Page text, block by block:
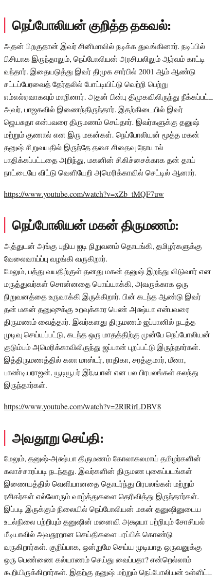
நெப்போலியன் குறித்த தகவல்:
அதன் பிறகுதான் இவர் சினிமாவில் நடிக்க துவங்கினார். நடிப்பில்
பிசியாக இருந்தாலும், நெப்போலியன் அரசியலிலும் ஆர்வம் காட்டி
வந்தார். இதையடுத்து இவர் திமுக சார்பில் 2001 ஆம் ஆண்டு
சட்டப்பேரவைத் தேர்தலில் போட்டியிட்டு வெற்றி பெற்று
எம்எல்ஏவாகவும் மாறினார். அதன் பின்பு திமுகவிலிருந்து நீக்கப்பட்ட
அவர், பாஜகவில் இணைந்திருந்தார். இதற்கிடையில் இவர்
ஜெயசுதா என்பவரை திருமணம் செய்தார். இவர்களுக்கு தனுஷ்
மற்றும் குணால் என இரு மகன்கள். நெப்போலியன் மூத்த மகன்
தனுஷ் சிறுவயதில் இருந்தே தசை சிதைவு நோயால்
பாதிக்கப்பட்டதை அறிந்து, மகனின் சிகிச்சைக்காக தன் தாய்
நாட்டையே விட்டு வெளியேறி அமெரிக்காவில் செட்டில் ஆனார்.
https://www.youtube.com/watch?v=xZb_tMQF7uw
நெப்போலியன் மகன் திருமணம்:
அத்துடன் அங்கு புதிய ஐடி நிறுவனம் தொடங்கி, தமிழர்களுக்கு
வேலைவாய்ப்பு வழங்கி வருகிறார்.
மேலும், பத்து வயதிற்குள் தனது மகன் தனுஷ் இறந்து விடுவார் என
மருத்துவர்கள் சொன்னதை பொய்யாக்கி, அவருக்காக ஒரு
நிறுவனத்தை உருவாக்கி இருக்கிறார். பின் கடந்த ஆண்டு இவர்
தன் மகன் தனுஷுக்கு உறவுக்கார பெண் அக்ஷ்யா என்பவரை
திருமணம் வைத்தார். இவர்களது திருமணம் ஜப்பானில் நடத்த
முடிவு செய்யப்பட்டு, கடந்த ஒரு மாதத்திற்கு முன்பே நெப்போலியன்
குடும்பம் அமெரிக்காவிலிருந்து ஜப்பான் புறப்பட்டு இருந்தார்கள்.
இத்திருமணத்தில் கலா மாஸ்டர், ராதிகா, சரத்குமார், மீனா,
பாண்டியராஜன், யூடியூபர் இர்ஃபான் என பல பிரபலங்கள் கலந்து
இருந்தார்கள்.
https://www.youtube.com/watch?v=2RlRirLDBV8
அவதூறு செய்தி:
மேலும், தனுஷ்-அக்ஷ்யா திருமணம் கோலாகலமாய் தமிழர்களின்
கலாச்சாரப்படி நடந்தது. இவர்களின் திருமண புகைப்படங்கள்
இணையத்தில் வெளியானதை தொடர்ந்து பிரபலங்கள் மற்றும்
ரசிகர்கள் எல்லோரும் வாழ்த்துகளை தெரிவித்து இருந்தார்கள்.
இப்படி இருக்கும் நிலையில் நெப்போலியன் மகன் தனுஷினுடைய
உடல்நிலை பற்றியும் தனுஷின் மனைவி அக்ஷயா பற்றியும் சோசியல்
மீடியாவில் அவதூறான செய்திகளை பரப்பிக் கொண்டு
வருகிறார்கள். குறிப்பாக, ஒன்றுமே செய்ய முடியாத ஒருவனுக்கு
ஒரு பெண்ணை கல்யாணம் செய்து வைப்பதா? என்றெல்லாம்
கூறியிருக்கிறார்கள். இதற்கு தனுஷ் மற்றும் நெப்போலியன் உள்ளிட்ட